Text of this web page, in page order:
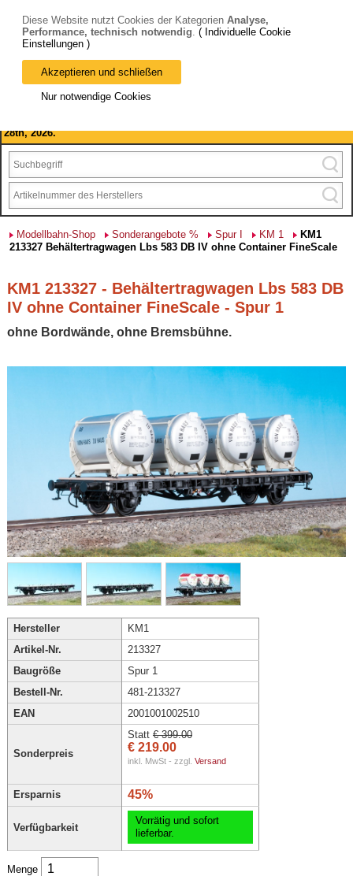
Bitte beachten Sie: wir machen Betriebsferien, vom 03. bis 28.
August 2026 haben wir geschlossen.
28th, 2026.
Modellbahn-Shop Sonderangebote % Spur I KM 1
KM1
213327 Behältertragwagen Lbs 583 DB IV ohne Container FineScale
KM1 213327 - Behältertragwagen Lbs 583 DB
IV ohne Container FineScale - Spur 1
ohne Bordwände, ohne Bremsbühne.
Hersteller
KM1
Artikel-Nr.
213327
Baugröße
Spur 1
Bestell-Nr.
481-213327
EAN
2001001002510
Sonderpreis
Statt € 399.00
€ 219.00
inkl. MwSt - zzgl. Versand
Ersparnis 45%
Verfügbarkeit
Vorrätig und sofort
lieferbar.
Menge
Diese Website nutzt Cookies der Kategorien Analyse,
Performance, technisch notwendig. ( Individuelle Cookie
Einstellungen )
Akzeptieren und schließen
Nur notwendige Cookies